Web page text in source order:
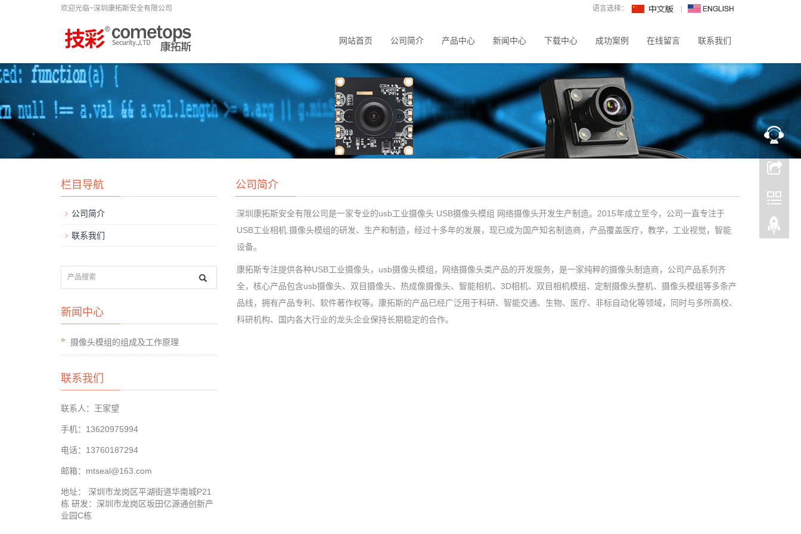
欢迎光临~深圳康拓斯安全有限公司 语言选择：
网站首页 公司简介 产品中心 新闻中心 下载中心 成功案例 在线留言 联系我们
公司简介
深圳康拓斯安全有限公司是一家专业的usb工业摄像头 USB摄像头模组 网络摄像头开发生产制造。2015年成立至今，公司一直专注于
USB工业相机. 摄像头模组 的研发、生产和制造，经过十多年的发展，现已成为国产知名制造商，产品覆盖医疗，教学，工业视觉，智能
设备。
康拓斯专注提供各种USB工业摄像头，usb摄像头模组，网络摄像头类产品的开发服务，是一家纯粹的摄像头制造商，公司产品系列齐
全，核心产品包含usb摄像头、双目摄像头、热成像摄像头、智能相机、3D相机、双目相机模组、定制摄像头整机、摄像头模组等多条产
品线，拥有产品专利、软件著作权等。康拓斯的产品已经广泛用于科研、智能交通、生物、医疗、非标自动化等领域，同时与多所高校、
科研机构、国内各大行业的龙头企业保持长期稳定的合作。
栏目导航
公司简介
联系我们
新闻中心
摄像头模组的组成及工作原理
联系我们
联系人：王家望
手机：13620975994
电话：13760187294
邮箱：mtseal@163.com
地址： 深圳市龙岗区平湖街道华南城P21
栋 研发：深圳市龙岗区坂田亿源通创新产
业园C栋